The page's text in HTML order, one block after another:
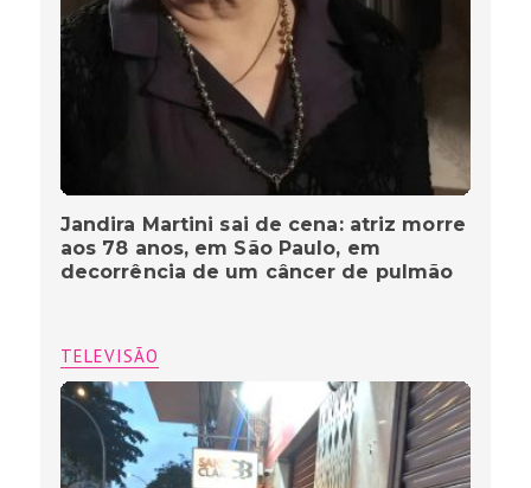
Jandira Martini sai de cena: atriz morre
aos 78 anos, em São Paulo, em
decorrência de um câncer de pulmão
TELEVISÃO